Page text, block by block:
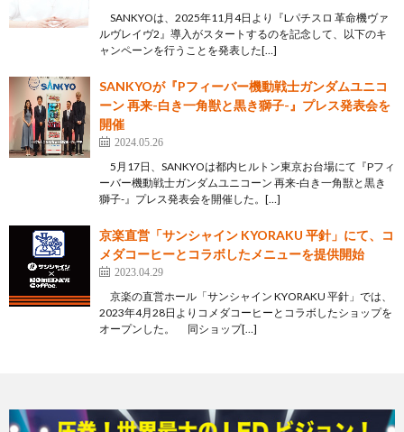
SANKYOは、2025年11月4日より『Lパチスロ 革命機ヴァ
ルヴレイヴ2』導入がスタートするのを記念して、以下のキ
ャンペーンを行うことを発表した[…]
SANKYOが『Pフィーバー機動戦士ガンダムユニコ
ーン 再来-白き一角獣と黒き獅子-』プレス発表会を
開催
2024.05.26
5月17日、SANKYOは都内ヒルトン東京お台場にて『Pフィ
ーバー機動戦士ガンダムユニコーン 再来-白き一角獣と黒き
獅子-』プレス発表会を開催した。[…]
京楽直営「サンシャイン KYORAKU 平針」にて、コ
メダコーヒーとコラボしたメニューを提供開始
2023.04.29
京楽の直営ホール「サンシャイン KYORAKU 平針」では、
2023年4月28日よりコメダコーヒーとコラボしたショップを
オープンした。 同ショップ[…]